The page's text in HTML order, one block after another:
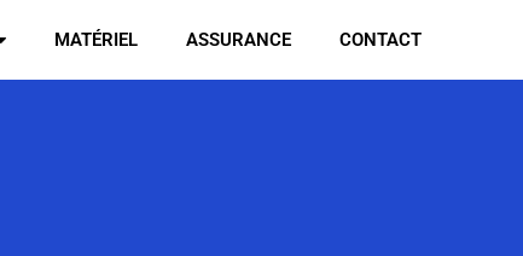
MATÉRIEL ASSURANCE CONTACT